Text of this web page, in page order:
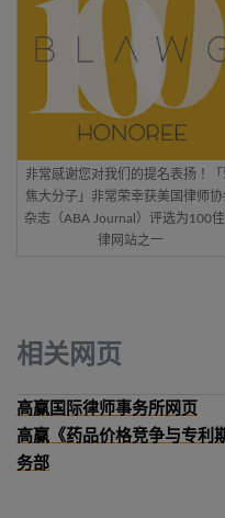
非常感谢您对我们的提名表扬！「
焦大分子」非常荣幸获美国律师协
杂志（ABA Journal）评选为100
律网站之一
相关网页
高赢国际律师事务所网页
高赢《药品价格竞争与专利
务部